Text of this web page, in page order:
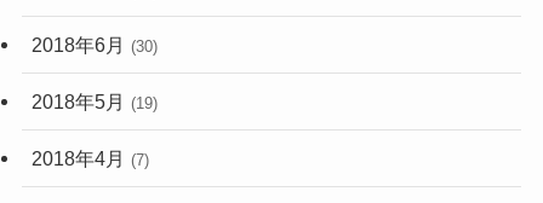
2018年6月 (30)
2018年5月 (19)
2018年4月 (7)